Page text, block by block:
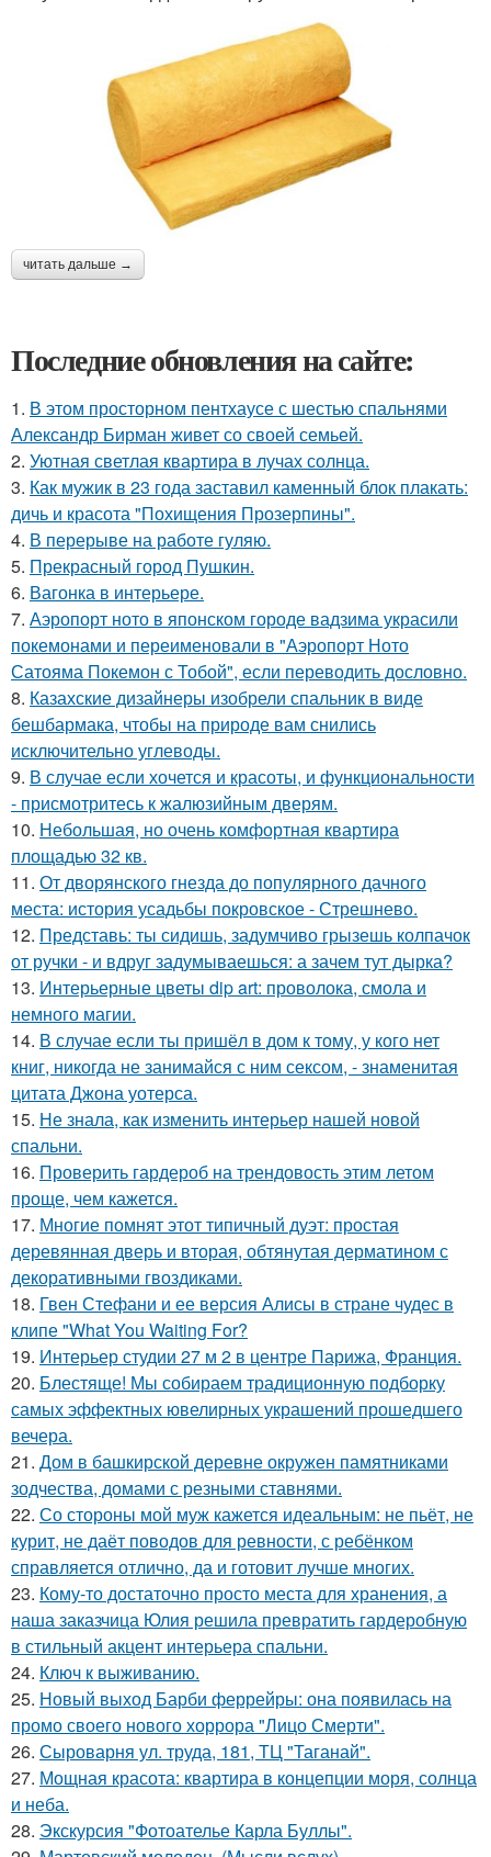
читать дальше →
Последние обновления на сайте:
1. В этом просторном пентхаусе с шестью спальнями
Александр Бирман живет со своей семьей.
2. Уютная светлая квартира в лучах солнца.
3. Как мужик в 23 года заставил каменный блок плакать:
дичь и красота "Похищения Прозерпины".
4. В перерыве на работе гуляю.
5. Прекрасный город Пушкин.
6. Вагонка в интерьере.
7. Аэропорт ното в японском городе вадзима украсили
покемонами и переименовали в "Аэропорт Ното
Сатояма Покемон с Тобой", если переводить дословно.
8. Казахские дизайнеры изобрели спальник в виде
бешбармака, чтобы на природе вам снились
исключительно углеводы.
9. В случае если хочется и красоты, и функциональности
- присмотритесь к жалюзийным дверям.
10. Небольшая, но очень комфортная квартира
площадью 32 кв.
11. От дворянского гнезда до популярного дачного
места: история усадьбы покровское - Стрешнево.
12. Представь: ты сидишь, задумчиво грызешь колпачок
от ручки - и вдруг задумываешься: а зачем тут дырка?
13. Интерьерные цветы dip art: проволока, смола и
немного магии.
14. В случае если ты пришёл в дом к тому, у кого нет
книг, никогда не занимайся с ним сексом, - знаменитая
цитата Джона уотерса.
15. Не знала, как изменить интерьер нашей новой
спальни.
16. Проверить гардероб на трендовость этим летом
проще, чем кажется.
17. Многие помнят этот типичный дуэт: простая
деревянная дверь и вторая, обтянутая дерматином с
декоративными гвоздиками.
18. Гвен Стефани и ее версия Алисы в стране чудес в
клипе "What You Waiting For?
19. Интерьер студии 27 м 2 в центре Парижа, Франция.
20. Блестяще! Мы собираем традиционную подборку
самых эффектных ювелирных украшений прошедшего
вечера.
21. Дом в башкирской деревне окружен памятниками
зодчества, домами с резными ставнями.
22. Со стороны мой муж кажется идеальным: не пьёт, не
курит, не даёт поводов для ревности, с ребёнком
справляется отлично, да и готовит лучше многих.
23. Кому-то достаточно просто места для хранения, а
наша заказчица Юлия решила превратить гардеробную
в стильный акцент интерьера спальни.
24. Ключ к выживанию.
25. Новый выход Барби феррейры: она появилась на
промо своего нового хоррора "Лицо Смерти".
26. Сыроварня ул. труда, 181, ТЦ "Таганай".
27. Мощная красота: квартира в концепции моря, солнца
и неба.
28. Экскурсия "Фотоателье Карла Буллы".